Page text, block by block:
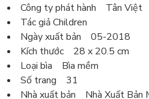
Công ty phát hành Tân Việt
Tác giả Children
Ngày xuất bản 05-2018
Kích thước 28 x 20.5 cm
Loại bìa Bìa mềm
Số trang 31
Nhà xuất bản Nhà Xuất Bản